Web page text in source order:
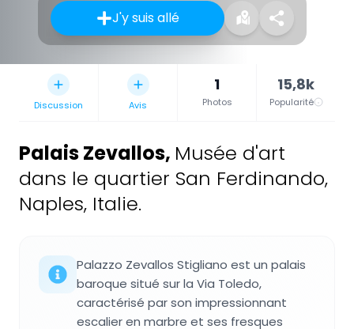
J'y suis allé
Discussion Avis
1
Photos
15,8k
Popularité
Palais Zevallos, Musée d'art
dans le quartier San Ferdinando,
Naples, Italie.
Palazzo Zevallos Stigliano est un palais
baroque situé sur la Via Toledo,
caractérisé par son impressionnant
escalier en marbre et ses fresques